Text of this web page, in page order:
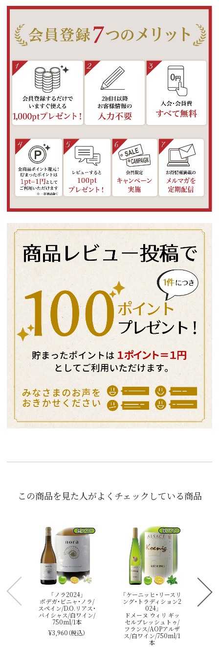
この商品を見た人がよくチェックしている商品
「ノラ2024」
ボデガ・ビニャ・ノラ/
スペイン/D.O.リアス・
バイシャス/白ワイン/
750ml/1本
¥3,960（税込）
「ケーニッヒ・リースリ
ング・トラディション2
024」
ドメーヌ ウィリ ギッ
セルブレッシュトゥ/
フランス/AOPアルザ
ス/白ワイン/750ml/1
本